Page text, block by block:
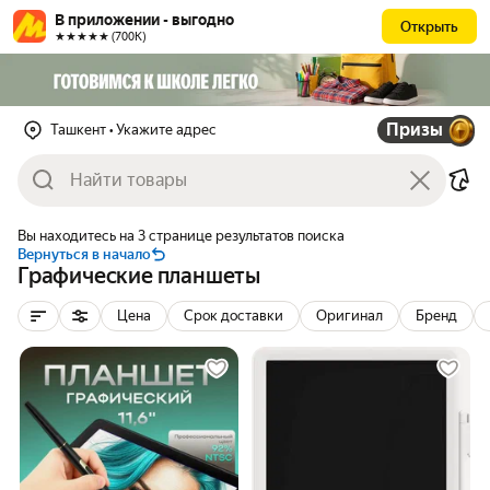
В приложении - выгодно
★★★★★ (700К)
Открыть
Ташкент • Укажите адрес Призы
Вы находитесь на 3 странице результатов поиска
Вернуться в начало
Графические планшеты
Цена Срок доставки Оригинал Бренд